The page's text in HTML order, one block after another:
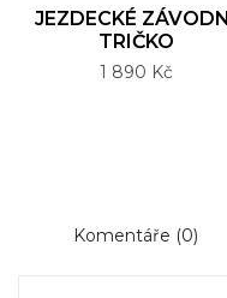
JEZDECKÉ ZÁVODNÍ
TRIČKO
Cena
1 890 Kč
Komentáře (0)